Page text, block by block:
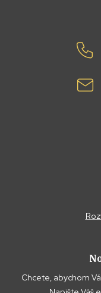
Chcete, abychom